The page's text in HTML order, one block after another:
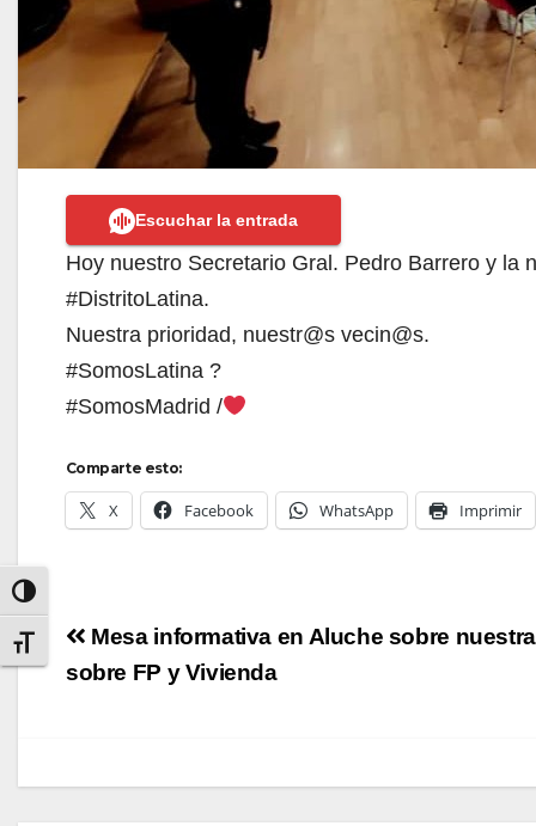
Alternar alto contraste
Alternar tamaño de letra
Escuchar la entrada
Hoy nuestro Secretario Gral. Pedro Barrero y la
#DistritoLatina.
Nuestra prioridad, nuestr@s vecin@s.
#SomosLatina ?
#SomosMadrid /
Comparte esto:
X Facebook WhatsApp Imprimir
Navegación
de
Mesa informativa en Aluche sobre
sobre FP y Vivienda